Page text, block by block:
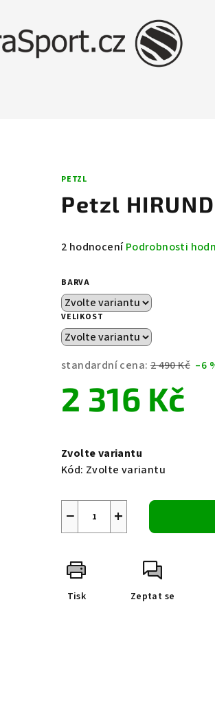
PETZL
Petzl
Průměrné
produktu
je
1,5
z
5
hvězdiček.
2 hodnocení Podrobnosti
BARVA
VELIKOST
standardní cena: 2 490 Kč –6
2 316 Kč
cena:
Zvolte variantu
Kód: Zvolte variantu
+
−
Tisk Zeptat se